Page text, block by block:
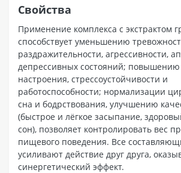
Свойства
Применение комплекса с экстрактом
способствует уменьшению
раздражительности, агрессивности,
депрессивных состояний;
настроения, стрессоустойчивости и
работоспособности; нормализации
сна и бодрствования, улучшению
(быстрое и лёгкое засыпание,
сон), позволяет контролировать вес
пищевого поведения. Все
усиливают действие друг друга,
синергетический эффект.